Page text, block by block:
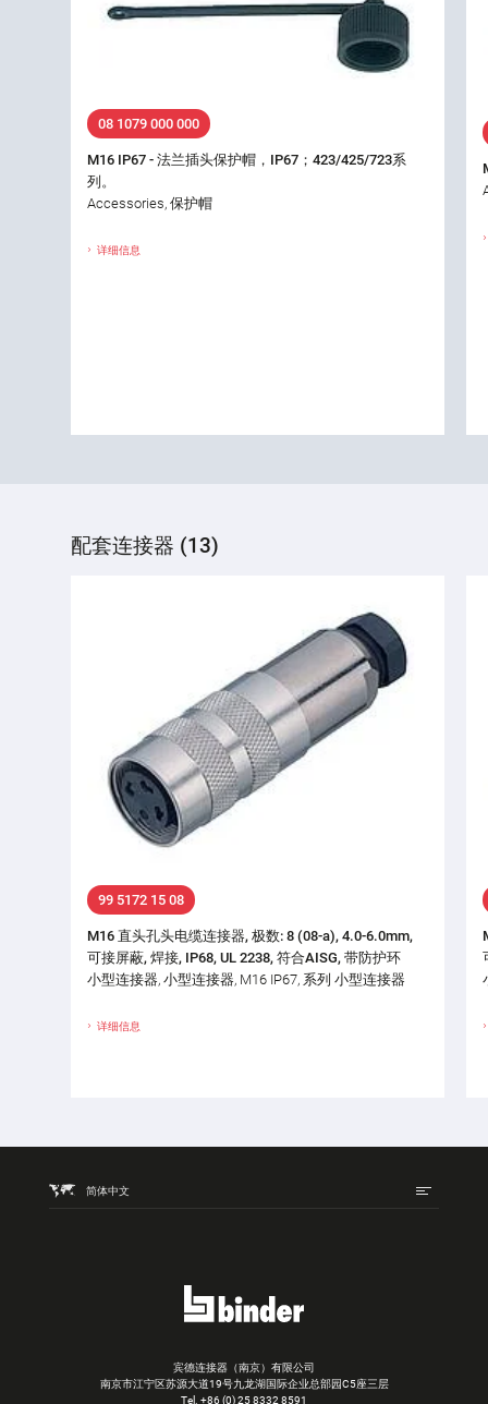
08 1079 000 000
M16 IP67 - 法兰插头保护帽，IP67；423/425/723系
列。
Accessories, 保护帽
详细信息
配套连接器 (13)
99 5172 15 08
M16 直头孔头电缆连接器, 极数: 8 (08-a), 4.0-6.0mm,
可接屏蔽, 焊接, IP68, UL 2238, 符合AISG, 带防护环
小型连接器, 小型连接器, M16 IP67, 系列 小型连接器
详细信息
简体中文
宾德连接器（南京）有限公司
南京市江宁区苏源大道19号九龙湖国际企业总部园C5座三层
Tel. +86 (0) 25 8332 8591